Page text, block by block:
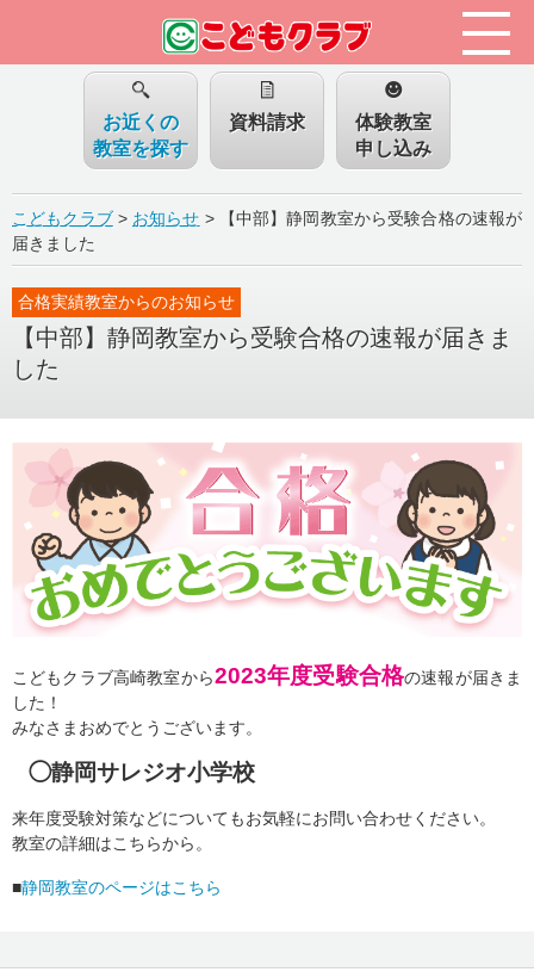
お近くの
教室を探す
資料請求
体験教室
申し込み
こどもクラブ> お知らせ >
【中部】静岡教室から受験合格の速報が
届きました
【中部】静岡教室から受験合格の速報が届きま
した
合格実績教室からのお知らせ
こどもクラブ高崎教室から2023年度受験合格の速報が届きま
した！
みなさまおめでとうございます。
◯静岡サレジオ小学校
来年度受験対策などについてもお気軽にお問い合わせください。
教室の詳細はこちらから。
■静岡教室のページはこちら